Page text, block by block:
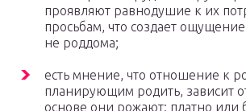
проявляют равнодушие к их
просьбам, что создает
не роддома;
есть мнение, что отношение к
планирующим родить, зависит
основе они рожают: платно или